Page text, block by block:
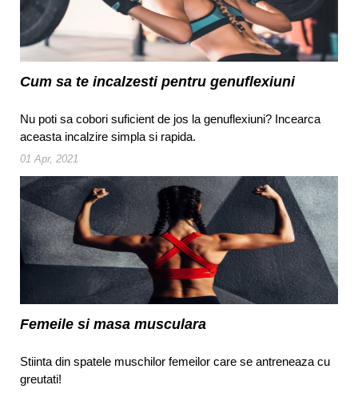
Cum sa te incalzesti pentru genuflexiuni
Nu poti sa cobori suficient de jos la genuflexiuni? Incearca
aceasta incalzire simpla si rapida.
01 Apr, 2021
Femeile si masa musculara
Stiinta din spatele muschilor femeilor care se antreneaza cu
greutati!